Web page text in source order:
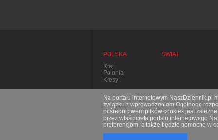
POLSKA
Kraj
Polonia
Kresy
ŚWIAT
Na portalu internetowym NaszDziennik.pl
związku z wprowadzeniem Ogólnego
pośrednictwem plików cookies jest
przez właściciela portalu internetowego
preferencjom, a także będzie pomocne w